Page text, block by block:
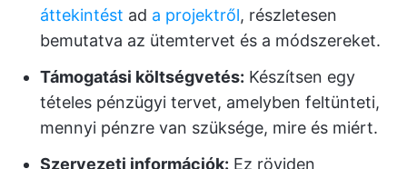
áttekintést ad a projektről, részletesen
bemutatva az ütemtervet és a módszereket.
Támogatási költségvetés: Készítsen egy
tételes pénzügyi tervet, amelyben feltünteti,
mennyi pénzre van szüksége, mire és miért.
Szervezeti információk: Ez röviden